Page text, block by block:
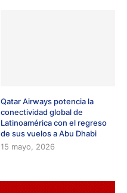
Qatar Airways potencia la
conectividad global de
Latinoamérica con el regreso
de sus vuelos a Abu Dhabi
15 mayo, 2026